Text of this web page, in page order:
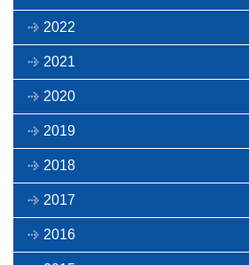
2022
2021
2020
2019
2018
2017
2016